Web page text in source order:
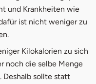
und Krankheiten wie
ist nicht weniger zu
Kilokalorien zu sich
noch die selbe Menge
Deshalb sollte statt